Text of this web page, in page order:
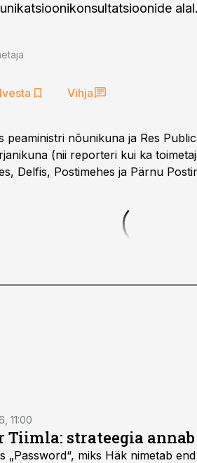
alal.
Vihja
peaministri nõunikuna ja Res
(nii reporteri kui ka
Delfis, Postimehes ja Pärnu
11:00
Tiimla: strateegia
„Password“, miks Häk nimetab